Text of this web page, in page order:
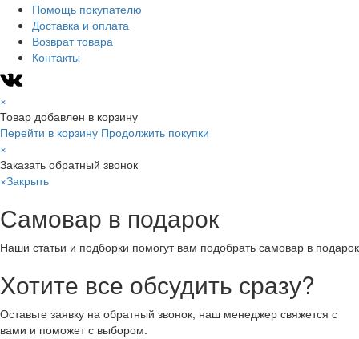
Помощь покупателю
Доставка и оплата
Возврат товара
Контакты
×
Товар добавлен в корзину
Перейти в корзину Продолжить покупки
×
Заказать обратный звонок
×Закрыть
Самовар в подарок
Наши статьи и подборки помогут вам подобрать самовар в подарок
Хотите все обсудить сразу?
Оставьте заявку на обратный звонок, наш менеджер свяжется с
вами и поможет с выбором.